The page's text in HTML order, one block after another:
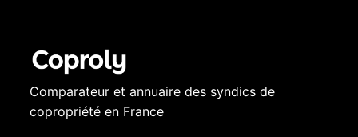
Comparateur et annuaire des syndics de
copropriété en France